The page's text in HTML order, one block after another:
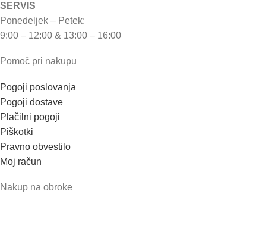
SERVIS
Ponedeljek – Petek:
9:00 – 12:00 & 13:00 – 16:00
Pomoč pri nakupu
Pogoji poslovanja
Pogoji dostave
Plačilni pogoji
Piškotki
Pravno obvestilo
Moj račun
Nakup na obroke